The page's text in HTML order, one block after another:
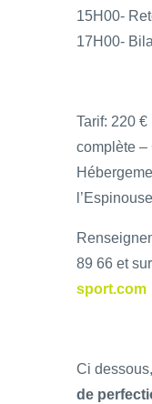
15H00-
17H00-
Tarif: 220
complète –
89 66 et
sport.com
Ci
de